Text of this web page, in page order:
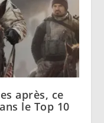
après, ce
le Top 10